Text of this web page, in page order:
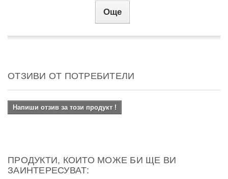
Още
ОТЗИВИ ОТ ПОТРЕБИТЕЛИ
Напиши отзив за този продукт !
ПРОДУКТИ, КОИТО МОЖЕ БИ ЩЕ ВИ
ЗАИНТЕРЕСУВАТ: